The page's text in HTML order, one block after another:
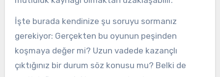
İşte burada kendinize şu soruyu sormanız
gerekiyor: Gerçekten bu oyunun peşinden
koşmaya değer mi? Uzun vadede kazançlı
çıktığınız bir durum söz konusu mu? Belki de